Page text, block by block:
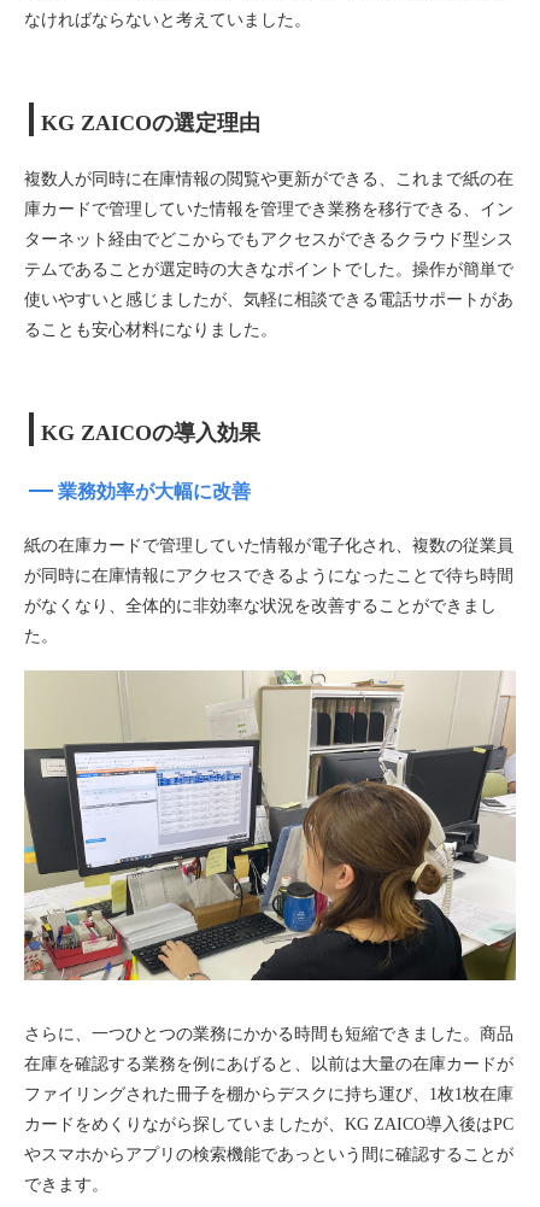
なければならないと考えていました。
KG ZAICOの選定理由
複数人が同時に在庫情報の閲覧や更新ができる、これまで紙の在
庫カードで管理していた情報を管理でき業務を移行できる、イン
ターネット経由でどこからでもアクセスができるクラウド型シス
テムであることが選定時の大きなポイントでした。操作が簡単で
使いやすいと感じましたが、気軽に相談できる電話サポートがあ
ることも安心材料になりました。
KG ZAICOの導入効果
業務効率が大幅に改善
紙の在庫カードで管理していた情報が電子化され、複数の従業員
が同時に在庫情報にアクセスできるようになったことで待ち時間
がなくなり、全体的に非効率な状況を改善することができまし
た。
さらに、一つひとつの業務にかかる時間も短縮できました。商品
在庫を確認する業務を例にあげると、以前は大量の在庫カードが
ファイリングされた冊子を棚からデスクに持ち運び、1枚1枚在庫
カードをめくりながら探していましたが、KG ZAICO導入後はPC
やスマホからアプリの検索機能であっという間に確認することが
できます。